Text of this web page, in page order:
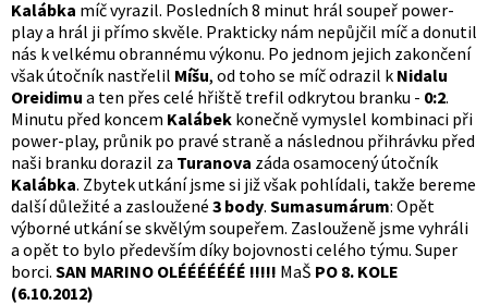
Kalábka míč vyrazil. Posledních 8 minut hrál soupeř power-
play a hrál ji přímo skvěle. Prakticky nám nepůjčil míč a donutil
nás k velkému obrannému výkonu. Po jednom jejich zakončení
však útočník nastřelil Míšu, od toho se míč odrazil k Nidalu
Oreidimu a ten přes celé hřiště trefil odkrytou branku - 0:2.
Minutu před koncem Kalábek konečně vymyslel kombinaci při
power-play, průnik po pravé straně a následnou přihrávku před
naši branku dorazil za Turanova záda osamocený útočník
Kalábka. Zbytek utkání jsme si již však pohlídali, takže bereme
další důležité a zasloužené 3 body. Sumasumárum: Opět
výborné utkání se skvělým soupeřem. Zaslouženě jsme vyhráli
a opět to bylo především díky bojovnosti celého týmu. Super
borci. SAN MARINO OLÉÉÉÉÉÉÉ !!!!! MaŠ PO 8. KOLE
(6.10.2012)